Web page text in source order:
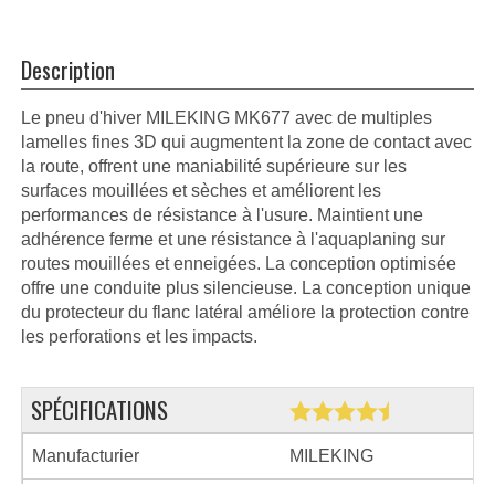
Description
Le pneu d'hiver MILEKING MK677 avec de multiples
lamelles fines 3D qui augmentent la zone de contact avec
la route, offrent une maniabilité supérieure sur les
surfaces mouillées et sèches et améliorent les
performances de résistance à l'usure. Maintient une
adhérence ferme et une résistance à l'aquaplaning sur
routes mouillées et enneigées. La conception optimisée
offre une conduite plus silencieuse. La conception unique
du protecteur du flanc latéral améliore la protection contre
les perforations et les impacts.
SPÉCIFICATIONS
Manufacturier MILEKING